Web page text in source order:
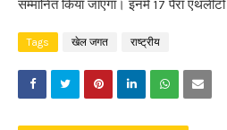
सम्मानित किया जाएगा। इनमें 17 पैरा
Tags खेल जगत राष्ट्रीय